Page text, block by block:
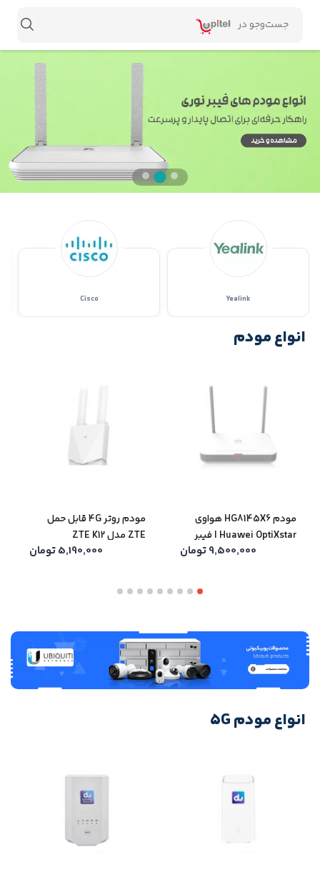
Yealink
Cisco
انواع مودم
مودم HG8145X6 هواوی
Huawei OptiXstar | فیبر
9,500,000تومان
مودم روتر 4G قابل حمل
ZTE مدل ZTE K12
5,190,000تومان
انواع مودم 5G